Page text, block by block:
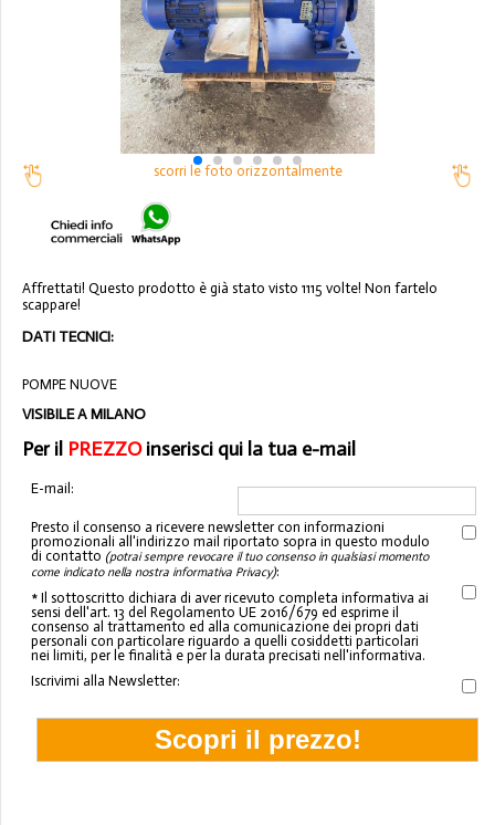
scorri le foto orizzontalmente
Affrettati! Questo prodotto è già stato visto 1115 volte! Non fartelo
scappare!
DATI TECNICI:
POMPE NUOVE
VISIBILE A MILANO
Per il PREZZOinserisci qui la tua e-mail
E-mail:
Presto il consenso a ricevere newsletter con informazioni
promozionali all'indirizzo mail riportato sopra in questo modulo
di contatto (potrai sempre revocare il tuo consenso in qualsiasi momento
come indicato nella nostra informativa Privacy):
* Il sottoscritto dichiara di aver ricevuto completa informativa ai
sensi dell'art. 13 del Regolamento UE 2016/679 ed esprime il
consenso al trattamento ed alla comunicazione dei propri dati
personali con particolare riguardo a quelli cosiddetti particolari
nei limiti, per le finalità e per la durata precisati nell'informativa.
Iscrivimi alla Newsletter: